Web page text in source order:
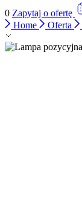
0 Zapytaj o ofertę
Home
Oferta